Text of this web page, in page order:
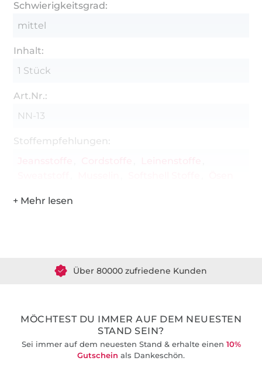
Waffelpiquet, Sweat, Softshell, Leinen usw.
Drucker, Schere, Papier
optional, Ösen
Schwierigkeitsgrad:
mittel
Inhalt:
1 Stück
Art.Nr.:
NN-13
Stoffempfehlungen:
MÖCHTEST DU IMMER AUF DEM NEUESTEN
STAND SEIN?
Sei immer auf dem neuesten Stand & erhalte einen 10%
Gutschein als Dankeschön.